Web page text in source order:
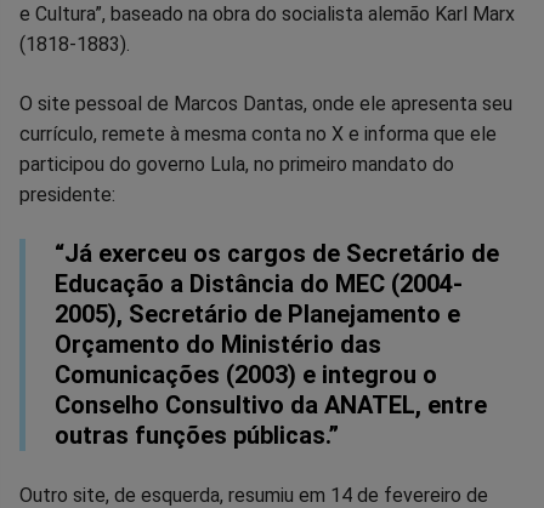
e Cultura”, baseado na obra do socialista alemão Karl Marx
(1818-1883).
O site pessoal de Marcos Dantas, onde ele apresenta seu
currículo, remete à mesma conta no X e informa que ele
participou do governo Lula, no primeiro mandato do
presidente:
“Já exerceu os cargos de Secretário de
Educação a Distância do MEC (2004-
2005), Secretário de Planejamento e
Orçamento do Ministério das
Comunicações (2003) e integrou o
Conselho Consultivo da ANATEL, entre
outras funções públicas.”
Outro site, de esquerda, resumiu em 14 de fevereiro de